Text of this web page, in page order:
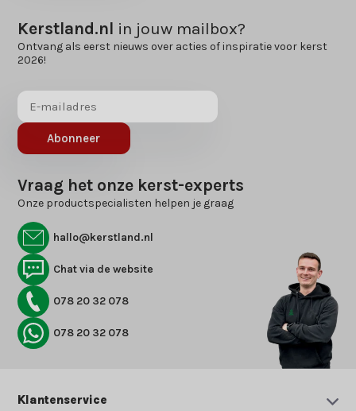
Kerstland.nl in jouw mailbox?
Ontvang als eerst nieuws over acties of inspiratie voor kerst
2026!
Abonneer
Vraag het onze kerst-experts
Onze productspecialisten helpen je graag
hallo@kerstland.nl
Chat via de website
078 20 32 078
078 20 32 078
Klantenservice